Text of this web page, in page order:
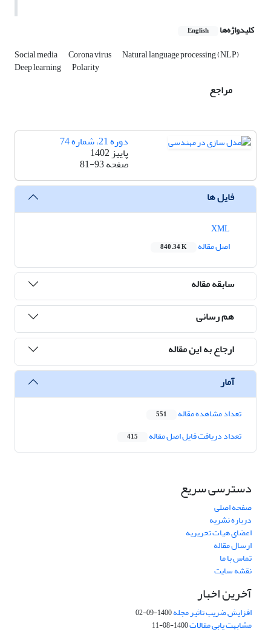
کلیدواژه‌ها English
Social media Corona virus Natural language processing (NLP)
Deep learning Polarity
مراجع
دوره 21، شماره 74
پاییز 1402
صفحه81-93
فایل ها
اصل مقاله
840.34 K
سابقه مقاله
هم رسانی
ارجاع به این مقاله
آمار
تعداد مشاهده مقاله 551
تعداد دریافت فایل اصل مقاله 415
دسترسی سریع
صفحه اصلی
درباره نشریه
اعضای هیات تحریریه
ارسال مقاله
تماس با ما
نقشه سایت
آخرین اخبار
افزایش ضریب تاثیر مجله1400-09-02
مشابهت یابی مقالات1400-08-11